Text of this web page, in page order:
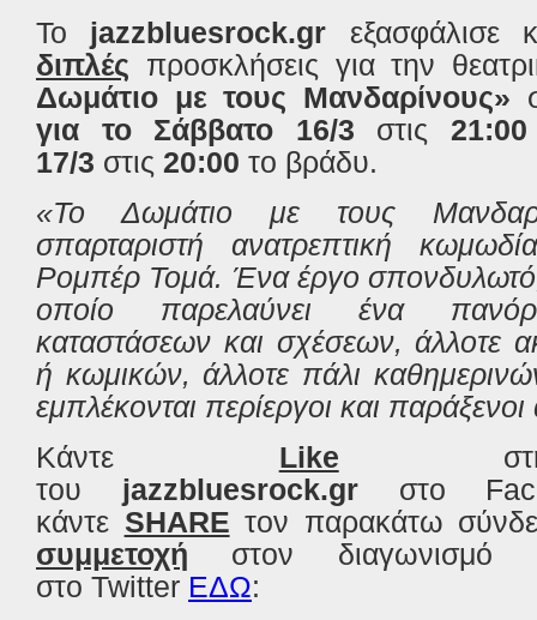
Το jazzbluesrock.gr εξασφάλισε
διπλές προσκλήσεις για την
Δωμάτιο με τους Μανδαρίνους»
για το Σάββατο 16/3 στις
17/3 στις 20:00 το βράδυ.
«Το Δωμάτιο με τους
σπαρταριστή ανατρεπτική
Ρομπέρ Τομά. Ένα έργο
οποίο παρελαύνει ένα
καταστάσεων και σχέσεων, άλλοτε
ή κωμικών, άλλοτε πάλι
εμπλέκονται περίεργοι και
Κάντε Like στη
του jazzbluesrock.grστο
κάντε SHARE τον παρακάτω
συμμετοχή στον διαγωνισμό
στο Twitter ΕΔΩ: